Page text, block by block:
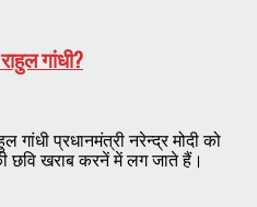
गांधी?
गांधी प्रधानमंत्री नरेन्द्र मोदी को
छवि खराब करनें में लग जाते हैं।